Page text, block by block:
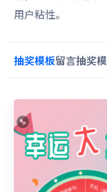
用户粘性。
抽奖模板留言抽奖